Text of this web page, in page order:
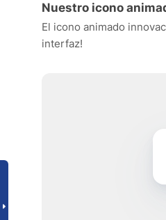
Nuestro icono
El icono animado
interfaz!